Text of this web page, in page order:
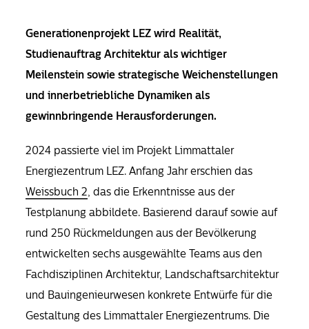
Generationenprojekt LEZ wird Realität,
Studienauftrag Architektur als wichtiger
Meilenstein sowie strategische Weichenstellungen
und innerbetriebliche Dynamiken als
gewinnbringende Herausforderungen.
2024 passierte viel im Projekt Limmattaler
Energiezentrum LEZ. Anfang Jahr erschien das
Weissbuch 2, das die Erkenntnisse aus der
Testplanung abbildete. Basierend darauf sowie auf
rund 250 Rückmeldungen aus der Bevölkerung
entwickelten sechs ausgewählte Teams aus den
Fachdisziplinen Architektur, Landschaftsarchitektur
und Bauingenieurwesen konkrete Entwürfe für die
Gestaltung des Limmattaler Energiezentrums. Die